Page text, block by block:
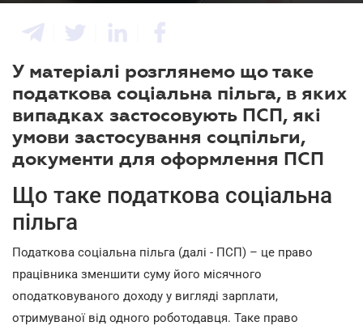
У матеріалі розглянемо що таке
податкова соціальна пільга, в яких
випадках застосовують ПСП, які
умови застосування соцпільги,
документи для оформлення ПСП
Що таке податкова соціальна
пільга
Податкова соціальна пільга (далі - ПСП) – це право
працівника зменшити суму його місячного
оподатковуваного доходу у вигляді зарплати,
отримуваної від одного роботодавця. Таке право